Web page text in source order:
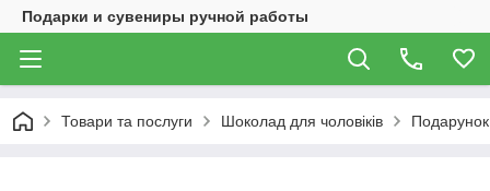
Подарки и сувениры ручной работы
Товари та послуги Шоколад для чоловіків Подарунок